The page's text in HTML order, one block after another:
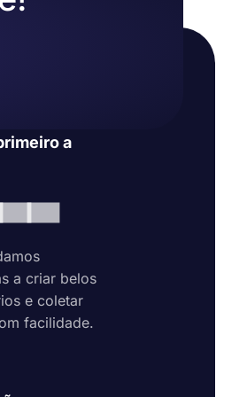
a
a criar belos
e coletar
facilidade.